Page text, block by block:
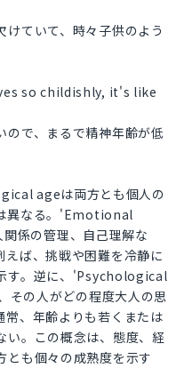
けていて、時々子供のよう
so childishly, it's like
ので、まるで精神年齢が低
ageは両方とも個人の
異なる。'Emotional
係の管理、自己理解な
えば、挑戦や困難を冷静に
す。逆に、'Psychological
その人がどの程度大人の思
常、年齢よりも若くまたは
い。この概念は、態度、経
とも個々の成熟度を示す